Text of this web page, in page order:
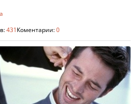
431Коментарии:0